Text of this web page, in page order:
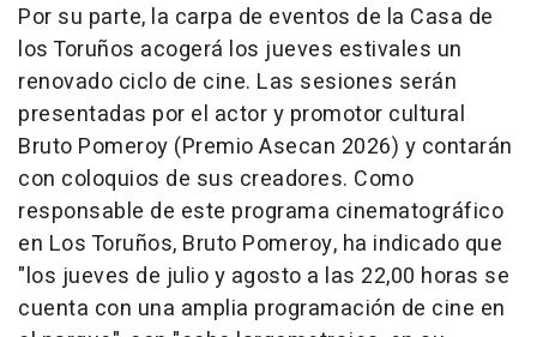
Por su parte, la carpa de eventos de la Casa de
los Toruños acogerá los jueves estivales un
renovado ciclo de cine. Las sesiones serán
presentadas por el actor y promotor cultural
Bruto Pomeroy (Premio Asecan 2026) y contarán
con coloquios de sus creadores. Como
responsable de este programa cinematográfico
en Los Toruños, Bruto Pomeroy, ha indicado que
"los jueves de julio y agosto a las 22,00 horas se
cuenta con una amplia programación de cine en